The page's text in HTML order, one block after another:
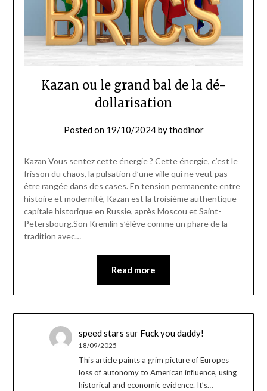
Kazan ou le grand bal de la dé-
dollarisation
Posted on 19/10/2024bythodinor
Kazan Vous sentez cette énergie ? Cette énergie, c’est le
frisson du chaos, la pulsation d’une ville qui ne veut pas
être rangée dans des cases. En tension permanente entre
histoire et modernité, Kazan est la troisième authentique
capitale historique en Russie, après Moscou et Saint-
Petersbourg.Son Kremlin s’élève comme un phare de la
tradition avec…
Read more
speed stars sur Fuck you daddy!
18/09/2025
This article paints a grim picture of Europes
loss of autonomy to American influence, using
historical and economic evidence. It’s…